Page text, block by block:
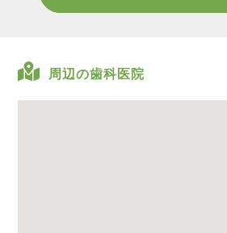
周辺の歯科医院